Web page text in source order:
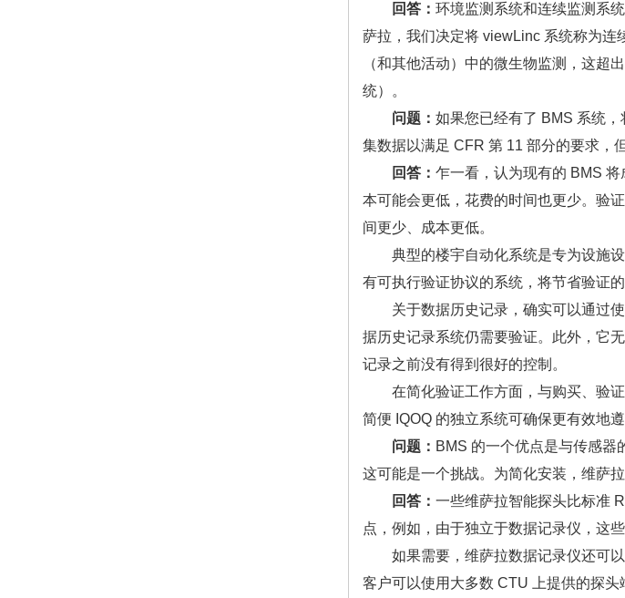
回答： 环境监测系统和连续监测系
萨拉，我们决定将 viewLinc 系统称为连
（和其他活动）中的微生物监测，这超
统）。
问题： 如果您已经有了 BMS 系统
集数据以满足 CFR 第 11 部分的要求
回答： 乍一看，认为现有的 BMS
本可能会更低，花费的时间也更少。验
间更少、成本更低。
典型的楼宇自动化系统是专为设施设
有可执行验证协议的系统，将节省验证的
关于数据历史记录，确实可以通过使
据历史记录系统仍需要验证。此外，它
记录之前没有得到很好的控制。
在简化验证工作方面，与购买、验证
简便 IQOQ 的独立系统可确保更有效地
问题： BMS 的一个优点是与传感器
这可能是一个挑战。为简化安装，维萨
回答： 一些维萨拉智能探头比标准
点，例如，由于独立于数据记录仪，这
如果需要，维萨拉数据记录仪还可以
客户可以使用大多数 CTU 上提供的探头